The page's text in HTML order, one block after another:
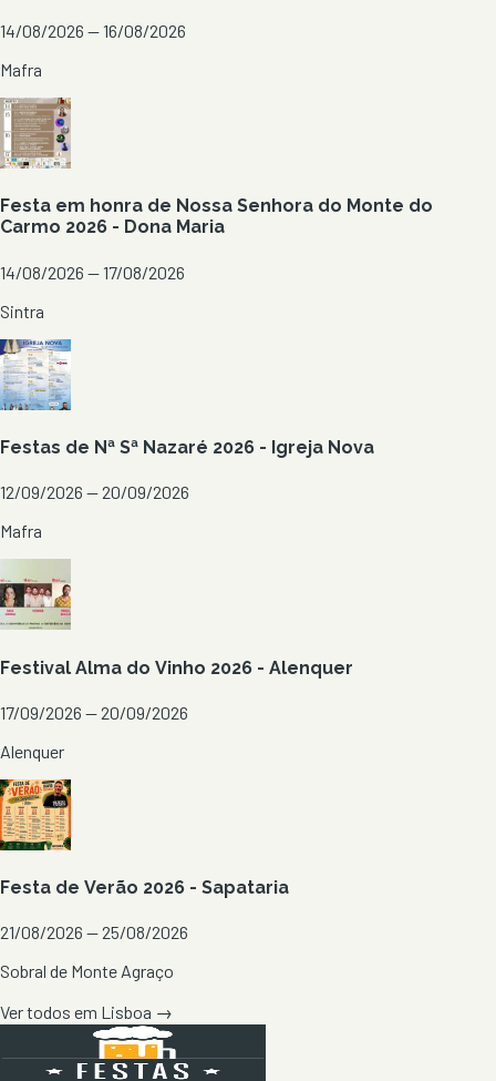
14/08/2026 — 16/08/2026
Mafra
Festa em honra de Nossa Senhora do Monte do
Carmo 2026 - Dona Maria
14/08/2026 — 17/08/2026
Sintra
Festas de Nª Sª Nazaré 2026 - Igreja Nova
12/09/2026 — 20/09/2026
Mafra
Festival Alma do Vinho 2026 - Alenquer
17/09/2026 — 20/09/2026
Alenquer
Festa de Verão 2026 - Sapataria
21/08/2026 — 25/08/2026
Sobral de Monte Agraço
Ver todos em Lisboa →